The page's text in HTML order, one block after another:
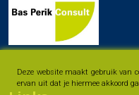
Deze website maakt gebruik van
ervan uit dat je hiermee akkoord